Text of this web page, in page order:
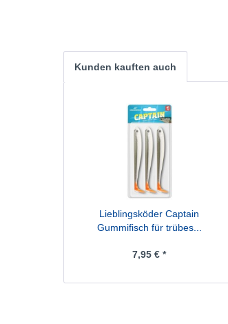
Kunden kauften auch
Lieblingsköder Captain
Gummifisch für trübes...
7,95 € *